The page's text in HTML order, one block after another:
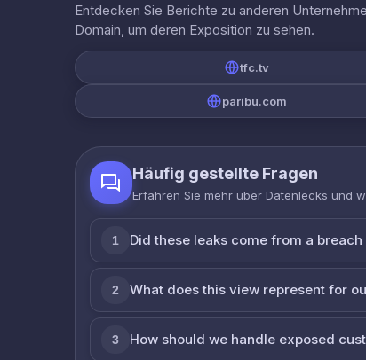
Entdecken Sie Berichte zu anderen
Domain, um deren Exposition zu sehen.
tfc.tv
paribu.com
Häufig gestellte Fragen
Erfahren Sie mehr über Datenlecks und
1 Did these leaks come from a
2 What does this view represent for
3 How should we handle exposed